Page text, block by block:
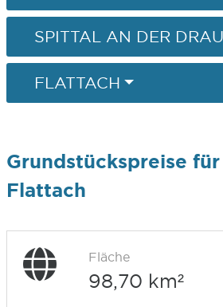
SPITTAL AN DER DRAU
FLATTACH
Grundstückspreise
Flattach
Fläche
98,70 km²